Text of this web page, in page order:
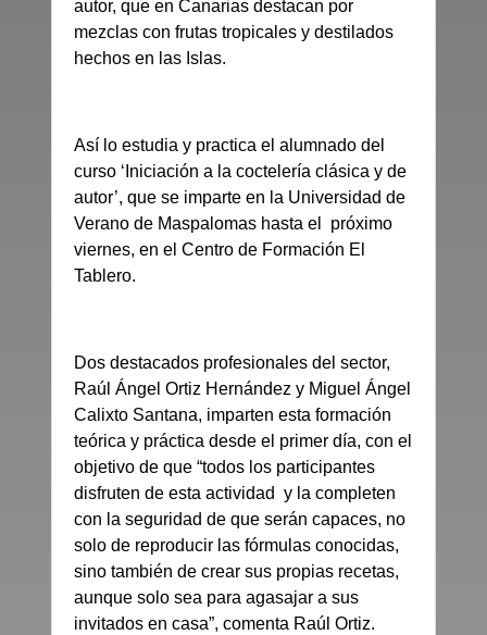
autor, que en Canarias destacan por
mezclas con frutas tropicales y destilados
hechos en las Islas.
Así lo estudia y practica el alumnado del
curso ‘Iniciación a la coctelería clásica y de
autor’, que se imparte en la Universidad de
Verano de Maspalomas hasta el próximo
viernes, en el Centro de Formación El
Tablero.
Dos destacados profesionales del sector,
Raúl Ángel Ortiz Hernández y Miguel Ángel
Calixto Santana, imparten esta formación
teórica y práctica desde el primer día, con el
objetivo de que “todos los participantes
disfruten de esta actividad y la completen
con la seguridad de que serán capaces, no
solo de reproducir las fórmulas conocidas,
sino también de crear sus propias recetas,
aunque solo sea para agasajar a sus
invitados en casa”, comenta Raúl Ortiz.